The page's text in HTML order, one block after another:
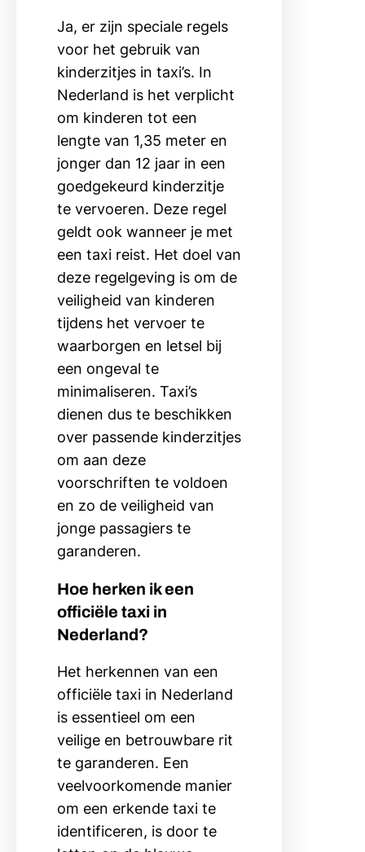
Ja, er zijn speciale regels
voor het gebruik van
kinderzitjes in taxi’s. In
Nederland is het verplicht
om kinderen tot een
lengte van 1,35 meter en
jonger dan 12 jaar in een
goedgekeurd kinderzitje
te vervoeren. Deze regel
geldt ook wanneer je met
een taxi reist. Het doel van
deze regelgeving is om de
veiligheid van kinderen
tijdens het vervoer te
waarborgen en letsel bij
een ongeval te
minimaliseren. Taxi’s
dienen dus te beschikken
over passende kinderzitjes
om aan deze
voorschriften te voldoen
en zo de veiligheid van
jonge passagiers te
garanderen.
Hoe herken ik een
officiële taxi in
Nederland?
Het herkennen van een
officiële taxi in Nederland
is essentieel om een
veilige en betrouwbare rit
te garanderen. Een
veelvoorkomende manier
om een erkende taxi te
identificeren, is door te